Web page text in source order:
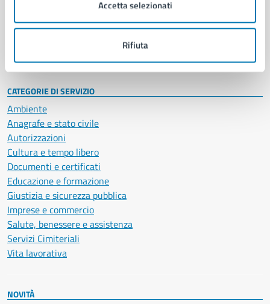
Accetta selezionati
Rifiuta
Personale amministrativo
Intranet, posta aziendale e protocollo
CATEGORIE DI SERVIZIO
Ambiente
Anagrafe e stato civile
Autorizzazioni
Cultura e tempo libero
Documenti e certificati
Educazione e formazione
Giustizia e sicurezza pubblica
Imprese e commercio
Salute, benessere e assistenza
Servizi Cimiteriali
Vita lavorativa
NOVITÀ